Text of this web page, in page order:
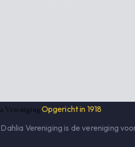
VerenigingOpgericht in 1918
Vereniging is de vereniging